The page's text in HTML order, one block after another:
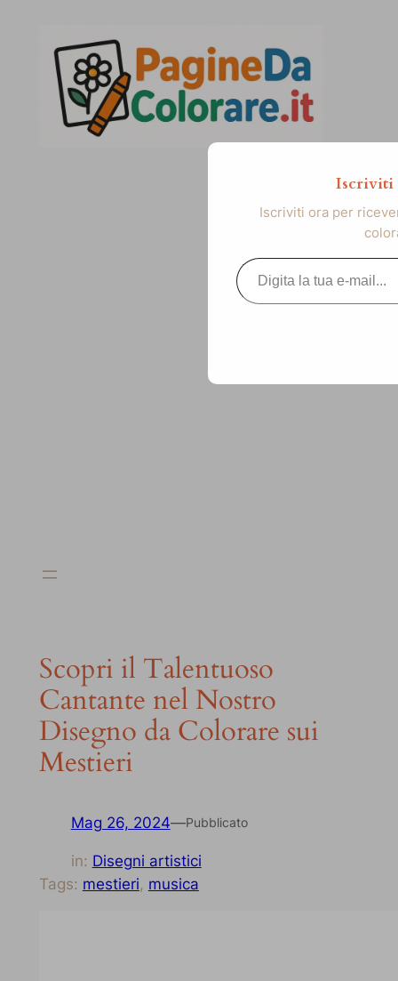
contenuto
Scopri il Talentuoso
Cantante nel Nostro
Disegno da Colorare sui
Mestieri
Mag 26, 2024—Pubblicato
in: Disegni artistici
Tags: mestieri, musica
Iscriviti
Iscriviti ora per
Digita la tua e-mail...